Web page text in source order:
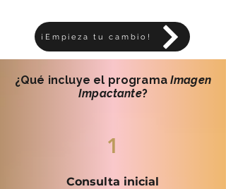
¡Empieza tu cambio!
¿Qué incluye el programaImagen
Impactante?
1
Consulta inicial